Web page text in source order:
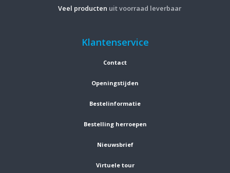
Veel producten uit voorraad leverbaar
Klantenservice
Contact
Openingstijden
Bestelinformatie
Bestelling herroepen
Nieuwsbrief
Virtuele tour